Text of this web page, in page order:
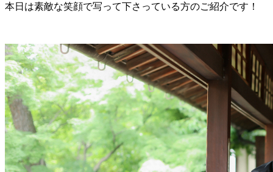
本日は素敵な笑顔で写って下さっている方のご紹介です！